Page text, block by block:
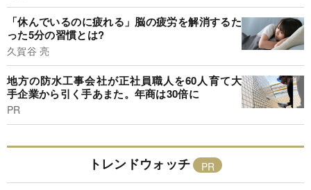
「休んでいるのに疲れる」脳の疲労を解消するた
った5分の習慣とは?
久賀谷 亮
地方の防水工事会社が正社員職人を60人育て大
手企業から引く手あまた。年商は30倍に
PR
トレンドウォッチ